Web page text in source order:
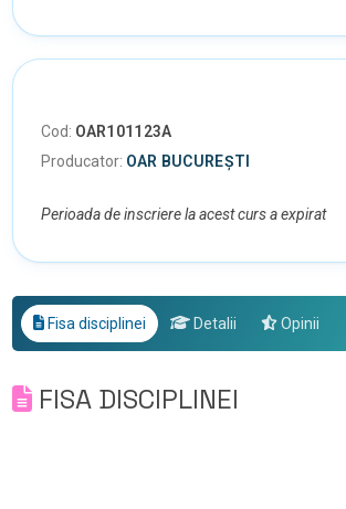
Cod: OAR101123A
Producator: OAR BUCUREȘTI
Perioada de inscriere la acest curs a expirat
Fisa disciplinei Detalii Opinii
FISA DISCIPLINEI